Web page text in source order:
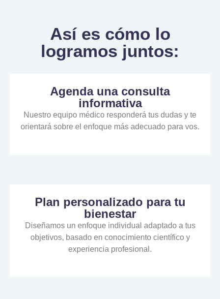
Así es cómo lo
logramos juntos:
Agenda una consulta
informativa
Nuestro equipo médico responderá tus dudas y te
orientará sobre el enfoque más adecuado para vos.
Plan personalizado para tu
bienestar
Diseñamos un enfoque individual adaptado a tus
objetivos, basado en conocimiento científico y
experiencia profesional.